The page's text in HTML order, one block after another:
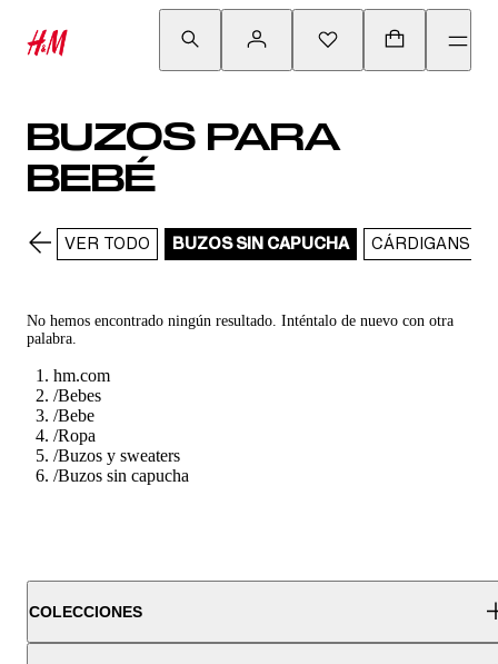
BUZOS PARA
BEBÉ
VER TODO BUZOS SIN CAPUCHA CÁRDIGANS Y
No hemos encontrado ningún resultado. Inténtalo de nuevo con otra
palabra.
hm.com
/Bebes
/Bebe
/Ropa
/Buzos y sweaters
/Buzos sin capucha
COLECCIONES